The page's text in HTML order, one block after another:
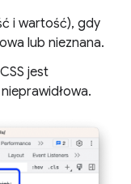
i wartość), gdy
lub nieznana.
jest